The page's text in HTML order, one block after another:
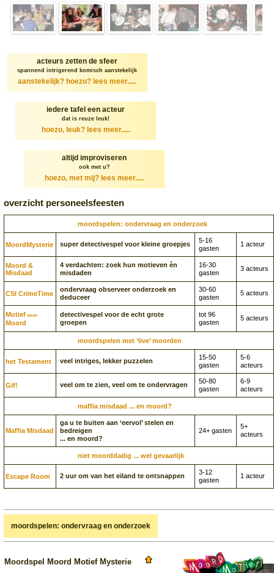
acteurs zetten de sfeer
spannend intrigerend komisch aanstekelijk
aanstekelijk? hoezo? lees meer.....
iedere tafel een acteur
dat is reuze leuk!
hoezo, leuk? lees meer.....
altijd improviseren
ook met u?
hoezo, met mij? lees meer.....
overzicht personeelsfeesten
moordspelen: ondervraag en onderzoek
Moord­Mysterie super detectivespel voor kleine groepjes
5-16
gasten
1 acteur
Moord &
Misdaad
4 verdachten: zoek hun motieven èn
misdaden
16-30
gasten
3 acteurs
CSI CrimeTime
ondervraag observeer onderzoek en
deduceer
30-60
gasten
5 acteurs
Motief voor
Moord
detectivespel voor de echt grote
groepen
tot 96
gasten
5 acteurs
moordspelen met ‘live’ moorden
het Testament veel intriges, lekker puzzelen
15-50
gasten
5-6
acteurs
Gif! veel om te zien, veel om te ondervragen
50-80
gasten
6-9
acteurs
maffia misdaad ... en moord?
Maffia Misdaad
ga u te buiten aan ‘eervol’ stelen en
bedreigen
... en moord?
24+ gasten
5+
acteurs
niet moorddadig ... wel gevaarlijk
Escape Room 2 uur om van het eiland te ontsnappen
3-12
gasten
1 acteur
moordspelen: ondervraag en onderzoek
Moordspel Moord Motief Mysterie